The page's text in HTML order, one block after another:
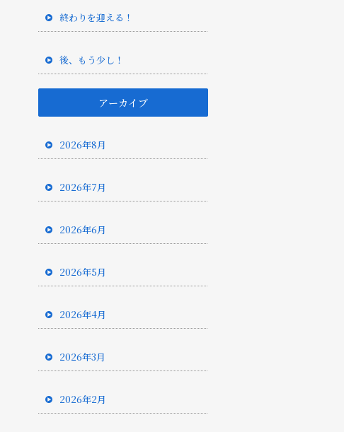
終わりを迎える！
後、もう少し！
アーカイブ
2026年8月
2026年7月
2026年6月
2026年5月
2026年4月
2026年3月
2026年2月